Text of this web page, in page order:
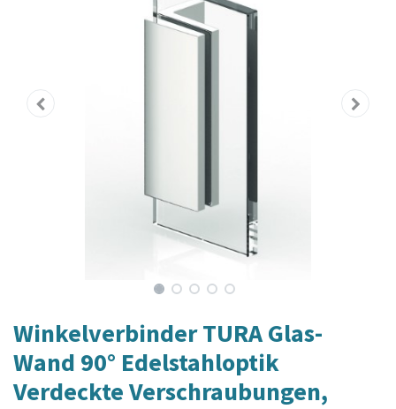
Winkelverbinder TURA Glas-
Wand 90° Edelstahloptik
Verdeckte Verschraubungen,